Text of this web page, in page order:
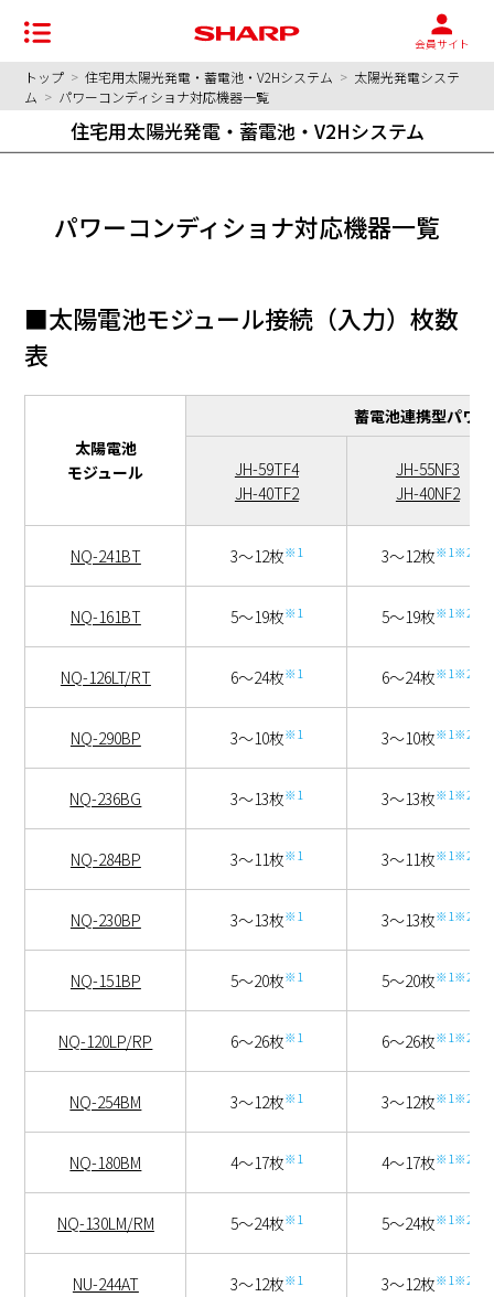
会員サイト
トップ > 住宅用太陽光発電・蓄電池・V2Hシステム > 太陽光発電システ
ム > パワーコンディショナ対応機器一覧
住宅用太陽光発電・蓄電池・V2Hシステム
パワーコンディショナ対応機器一覧
■太陽電池モジュール接続（入力）枚数
表
太陽電池
モジュール
蓄電池連携型パワ
JH-59TF4
JH-40TF2
JH-55NF3
JH-40NF2
NQ-241BT 3～12枚※1 3～12枚※1※2
NQ-161BT 5～19枚※1 5～19枚※1※2
NQ-126LT/RT 6～24枚※1 6～24枚※1※2
NQ-290BP 3～10枚※1 3～10枚※1※2
NQ-236BG 3～13枚※1 3～13枚※1※2
NQ-284BP 3～11枚※1 3～11枚※1※2
NQ-230BP 3～13枚※1 3～13枚※1※2
NQ-151BP 5～20枚※1 5～20枚※1※2
NQ-120LP/RP 6～26枚※1 6～26枚※1※2
NQ-254BM 3～12枚※1 3～12枚※1※2
NQ-180BM 4～17枚※1 4～17枚※1※2
NQ-130LM/RM 5～24枚※1 5～24枚※1※2
NU-244AT 3～12枚※1 3～12枚※1※2